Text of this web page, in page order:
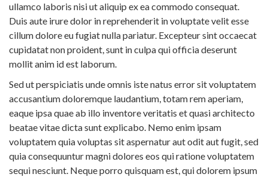
ullamco laboris nisi ut aliquip ex ea commodo consequat.
Duis aute irure dolor in reprehenderit in voluptate velit esse
cillum dolore eu fugiat nulla pariatur. Excepteur sint occaecat
cupidatat non proident, sunt in culpa qui officia deserunt
mollit anim id est laborum.
Sed ut perspiciatis unde omnis iste natus error sit voluptatem
accusantium doloremque laudantium, totam rem aperiam,
eaque ipsa quae ab illo inventore veritatis et quasi architecto
beatae vitae dicta sunt explicabo. Nemo enim ipsam
voluptatem quia voluptas sit aspernatur aut odit aut fugit, sed
quia consequuntur magni dolores eos qui ratione voluptatem
sequi nesciunt. Neque porro quisquam est, qui dolorem ipsum